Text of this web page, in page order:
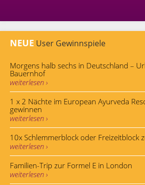
NEUE User Gewinnspiele
Morgens halb sechs in Deutschland –
Bauernhof
weiterlesen ›
1 x 2 Nächte im European Ayurveda
gewinnen
weiterlesen ›
10x Schlemmerblock oder Freizeitblock
weiterlesen ›
Familien-Trip zur Formel E in London
weiterlesen ›